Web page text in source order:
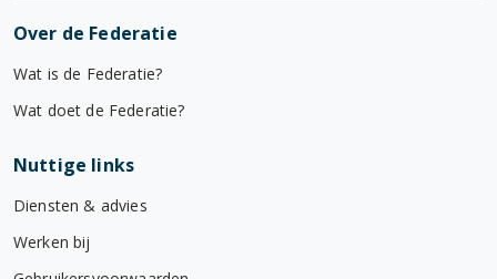
Over de Federatie
Wat is de Federatie?
Wat doet de Federatie?
Nuttige links
Diensten & advies
Werken bij